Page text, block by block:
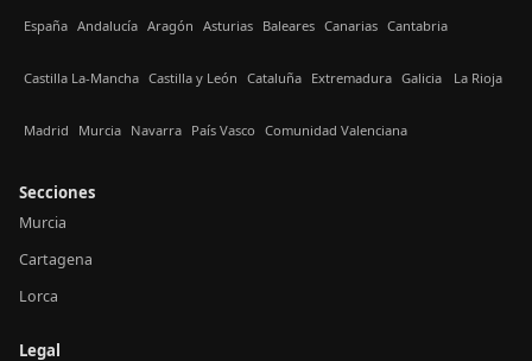
España Andalucía Aragón Asturias Baleares Canarias Cantabria
Castilla La-Mancha Castilla y León Cataluña Extremadura Galicia La Rioja
Madrid Murcia Navarra País Vasco Comunidad Valenciana
Secciones
Murcia
Cartagena
Lorca
Legal